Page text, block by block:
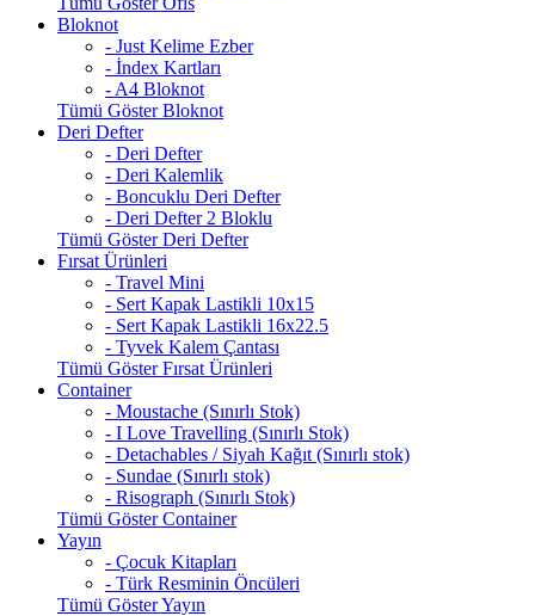
Bloknot
- Just Kelime Ezber
- İndex Kartları
- A4 Bloknot
Tümü Göster Bloknot
Deri Defter
- Deri Defter
- Deri Kalemlik
- Boncuklu Deri Defter
- Deri Defter 2 Bloklu
Tümü Göster Deri Defter
Fırsat Ürünleri
- Travel Mini
- Sert Kapak Lastikli 10x15
- Sert Kapak Lastikli 16x22.5
- Tyvek Kalem Çantası
Tümü Göster Fırsat Ürünleri
Container
- Moustache (Sınırlı Stok)
- I Love Travelling (Sınırlı Stok)
- Detachables / Siyah Kağıt (Sınırlı stok)
- Sundae (Sınırlı stok)
- Risograph (Sınırlı Stok)
Tümü Göster Container
Yayın
- Çocuk Kitapları
- Türk Resminin Öncüleri
Tümü Göster Yayın